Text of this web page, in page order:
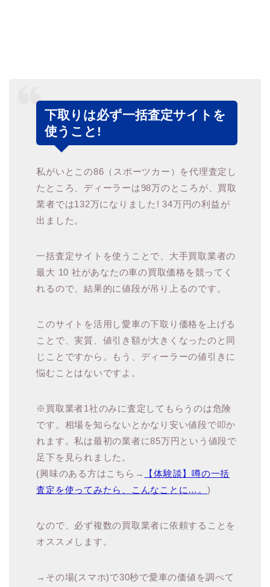
下取りは必ず一括査定サイトを
使うこと!
私がいとこの86（スポーツカー）を代理査定し
たところ、ディーラーは98万のところが、買取
業者では132万になりました! 34万円の利益が
出ました。
一括査定サイトを使うことで、大手買取業者の
最大 10 社があなたの車の買取価格を競ってく
れるので、結果的に値段が吊り上るのです。
このサイトを活用し愛車の下取り価格を上げる
ことで、実質、値引き額が大きくなったのと同
じことですから。もう、ディーラーの値引きに
悩むことはないですよ。
※買取業者1社のみに査定してもらうのは危険
です。相場を知らないとかなり安い値段で叩か
れます。私は最初の業者に85万円という値段で
足下を見られました。
(興味のある方はこちら→
【体験談】噂の一括
査定を使ってみたら、こんなことに…。 )
なので、必ず複数の買取業者に依頼することを
オススメします。
→その場(スマホ)で30秒で愛車の価値を調べて